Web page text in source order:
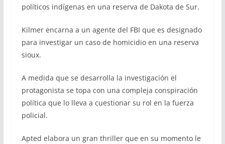
políticos indígenas en una reserva de Dakota de Sur.
Kilmer encarna a un agente del FBI que es designado
para investigar un caso de homicidio en una reserva
sioux.
A medida que se desarrolla la investigación el
protagonista se topa con una compleja conspiración
política que lo lleva a cuestionar su rol en la fuerza
policial.
Apted elabora un gran thriller que en su momento le